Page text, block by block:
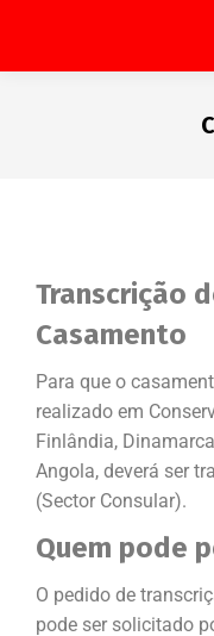
Transcrição
Casamento
Para que o
realizado em
Finlândia,
Angola, deverá ser
(Sector Consular).
Quem pode
O pedido de
pode ser solicitado